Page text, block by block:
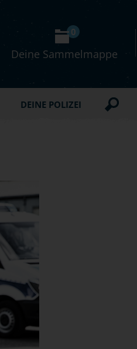
Deine Sammelmappe
0
DEINE POLIZEI